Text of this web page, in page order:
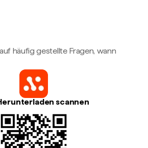
häufig gestellte Fragen, wann
scannen